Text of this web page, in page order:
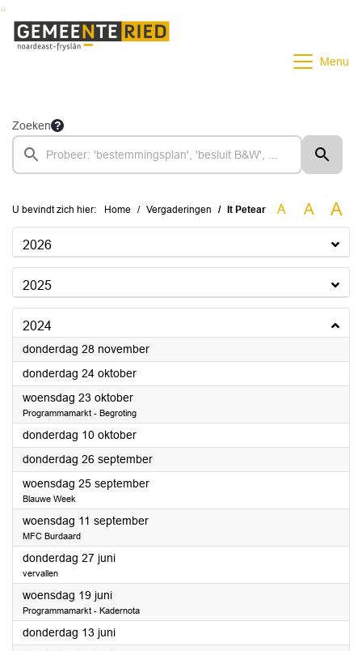
Menu
Zoeken
U bevindt zich hier: Home Vergaderingen It Petear A A A
2026
2025
2024
donderdag 28 november2024
donderdag 24 oktober2024
woensdag 23 oktober2024
Programmamarkt - Begroting
donderdag 10 oktober2024
donderdag 26 september2024
woensdag 25 september2024
Blauwe Week
woensdag 11 september2024
MFC Burdaard
donderdag 27 juni2024
vervallen
woensdag 19 juni2024
Programmamarkt - Kadernota
donderdag 13 juni2024